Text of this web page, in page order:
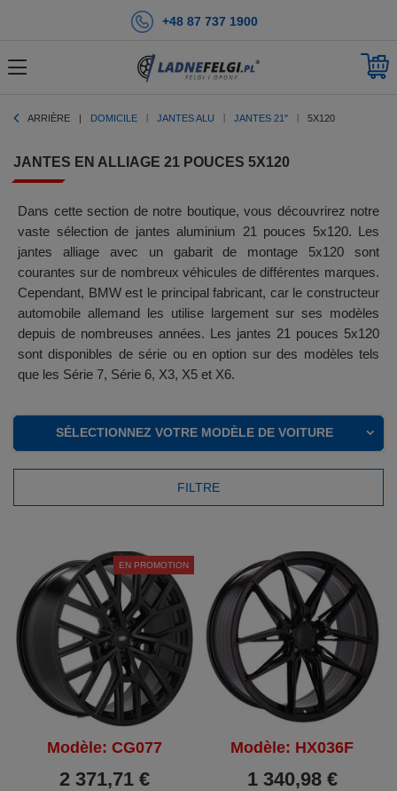
+48 87 737 1900
ARRIÈRE DOMICILE JANTES ALU JANTES 21'' 5X120
JANTES EN ALLIAGE 21 POUCES 5X120
Dans cette section de notre boutique, vous découvrirez notre
vaste sélection de jantes aluminium 21 pouces 5x120. Les
jantes alliage avec un gabarit de montage 5x120 sont
courantes sur de nombreux véhicules de différentes marques.
Cependant, BMW est le principal fabricant, car le constructeur
automobile allemand les utilise largement sur ses modèles
depuis de nombreuses années. Les jantes 21 pouces 5x120
sont disponibles de série ou en option sur des modèles tels
que les Série 7, Série 6, X3, X5 et X6.
SÉLECTIONNEZ VOTRE MODÈLE DE VOITURE
FILTRE
EN PROMOTION
Modèle: CG077
2 371,71 €
Modèle: HX036F
1 340,98 €